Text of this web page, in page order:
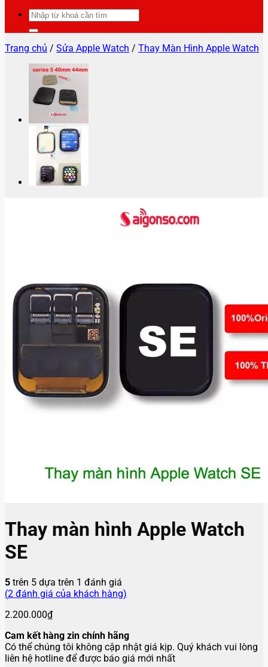
Tìm
kiếm:
Trang chủ / Sửa Apple Watch / Thay Màn Hình Apple Watch
Thay màn hình Apple Watch
SE
5 trên 5 dựa trên 1 đánh giá
(2 đánh giá của khách hàng)
2.200.000₫
Cam kết hàng zin chính hãng
Có thể chúng tôi không cập nhật giá kịp. Quý khách vui lòng
liên hệ hotline để được báo giá mới nhất